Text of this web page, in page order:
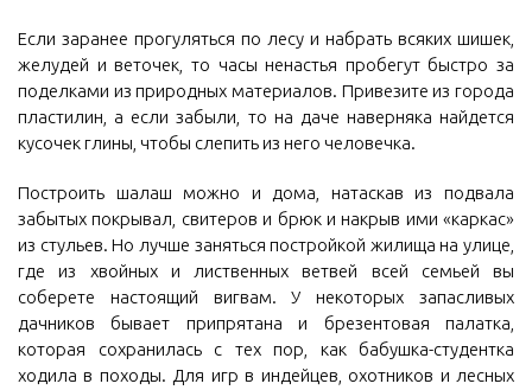
Если заранее прогуляться по лесу и набрать всяких шишек,
желудей и веточек, то часы ненастья пробегут быстро за
поделками из природных материалов. Привезите из города
пластилин, а если забыли, то на даче наверняка найдется
кусочек глины, чтобы слепить из него человечка.
Построить шалаш можно и дома, натаскав из подвала
забытых покрывал, свитеров и брюк и накрыв ими «каркас»
из стульев. Но лучше заняться постройкой жилища на улице,
где из хвойных и лиственных ветвей всей семьей вы
соберете настоящий вигвам. У некоторых запасливых
дачников бывает припрятана и брезентовая палатка,
которая сохранилась с тех пор, как бабушка-студентка
ходила в походы. Для игр в индейцев, охотников и лесных